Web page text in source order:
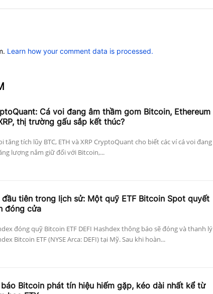
Learn how your comment data is processed.
Cá voi đang âm thầm gom Bitcoin, Ethereum
thị trường gấu sắp kết thúc?
tăng tích lũy BTC, ETH và XRP CryptoQuant cho biết các ví cá voi đang
lượng nắm giữ đối với Bitcoin,...
đầu tiên trong lịch sử: Một quỹ ETF Bitcoin Spot quyết
đóng cửa
đóng quỹ Bitcoin ETF DEFI Hashdex thông báo sẽ đóng và thanh lý
Bitcoin ETF (NYSE Arca: DEFI) tại Mỹ. Sau khi hoàn...
Bitcoin phát tín hiệu hiếm gặp, kéo dài nhất kể từ